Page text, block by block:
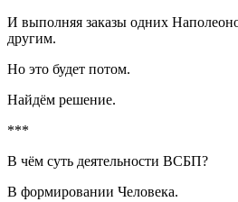
И выполняя заказы одних
другим.
Но это будет потом.
Найдём решение.
***
В чём суть деятельности ВСБП?
В формировании Человека.